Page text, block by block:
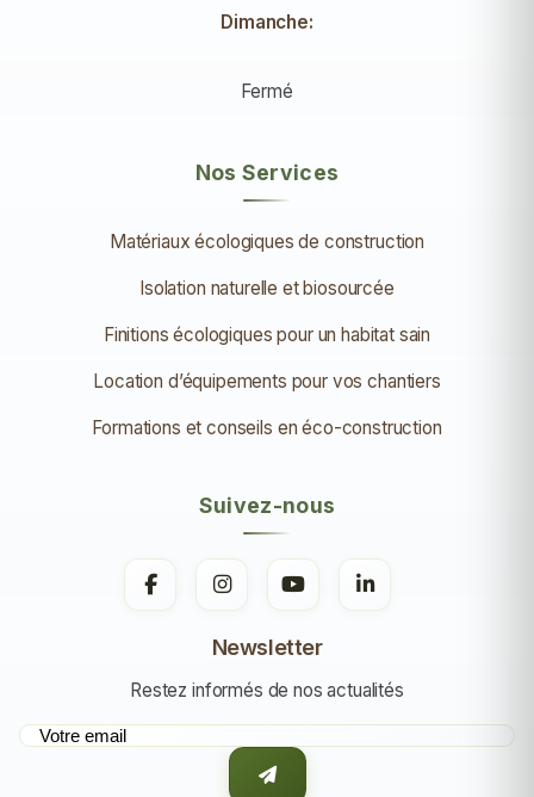
Dimanche:
Fermé
Nos Services
Matériaux écologiques de construction
Isolation naturelle et biosourcée
Finitions écologiques pour un habitat sain
Location d’équipements pour vos chantiers
Formations et conseils en éco-construction
Suivez-nous
Newsletter
Restez informés de nos actualités